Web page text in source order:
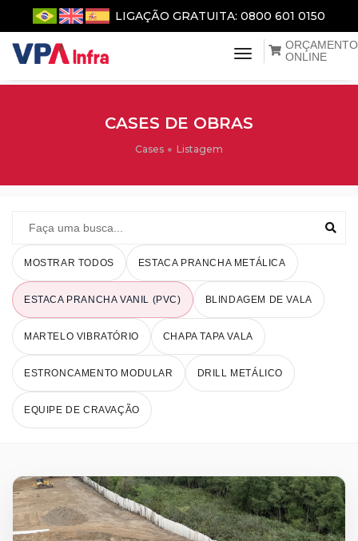
LIGAÇÃO GRATUITA: 0800 601 0150
menu de
ORÇAMENTO
ONLINE
CASES DE OBRAS
Cases Listagem
MOSTRAR TODOS ESTACA PRANCHA METÁLICA
ESTACA PRANCHA VANIL (PVC) BLINDAGEM DE VALA
MARTELO VIBRATÓRIO CHAPA TAPA VALA
ESTRONCAMENTO MODULAR DRILL METÁLICO
EQUIPE DE CRAVAÇÃO